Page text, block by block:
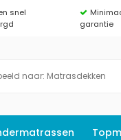
snel
garantie